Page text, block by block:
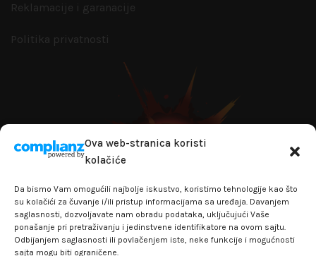
Ova web-stranica koristi
kolačiće
Da bismo Vam omogućili najbolje iskustvo, koristimo tehnologije kao što
su kolačići za čuvanje i/ili pristup informacijama sa uređaja. Davanjem
saglasnosti, dozvoljavate nam obradu podataka, uključujući Vaše
ponašanje pri pretraživanju i jedinstvene identifikatore na ovom sajtu.
Odbijanjem saglasnosti ili povlačenjem iste, neke funkcije i mogućnosti
sajta mogu biti ograničene.
Reklamacije i garanacije
Politika privatnosti